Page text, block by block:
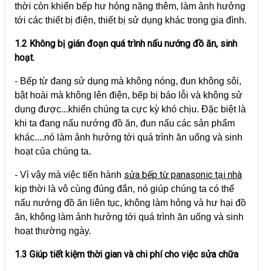
thời còn khiến bếp hư hỏng nặng thêm, làm ảnh hưởng
tới các thiết bị điện, thiết bị sử dụng khác trong gia đình.
1.2 Không bị gián đoạn quá trình nấu nướng đồ ăn, sinh
hoạt.
- Bếp từ đang sử dụng mà không nóng, đun không sôi,
bật hoài mà không lên điện, bếp bị báo lỗi và không sử
dụng được...khiến chúng ta cực kỳ khó chịu. Đặc biệt là
khi ta đang nấu nướng đồ ăn, đun nấu các sản phẩm
khác....nó làm ảnh hưởng tới quá trình ăn uống và sinh
hoạt của chúng ta.
- Vì vậy mà việc tiến hành sửa bếp từ panasonic tại nhà
kịp thời là vô cùng đúng đắn, nó giúp chúng ta có thể
nấu nướng đồ ăn liên tục, không làm hỏng và hư hại đồ
ăn, không làm ảnh hưởng tới quá trình ăn uống và sinh
hoạt thường ngày.
1.3 Giúp tiết kiệm thời gian và chi phí cho việc sửa chữa